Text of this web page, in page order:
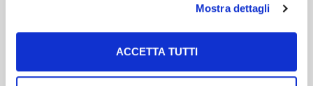
Mostra dettagli
ACCETTA TUTTI